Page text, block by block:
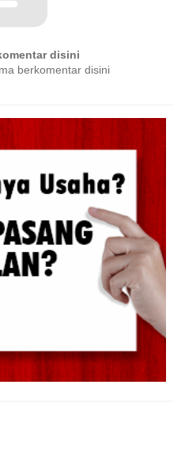
disini
berkomentar disini